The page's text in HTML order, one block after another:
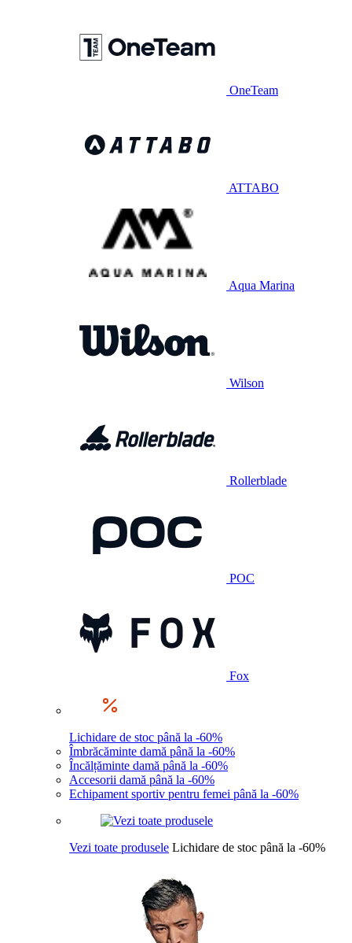
OneTeam
ATTABO
Aqua Marina
Wilson
Rollerblade
POC
Fox
Lichidare de stoc până la -60%
Îmbrăcăminte damă până la -60%
Încălțăminte damă până la -60%
Accesorii damă până la -60%
Echipament sportiv pentru femei până la -60%
Vezi toate produsele Lichidare de stoc până la -60%